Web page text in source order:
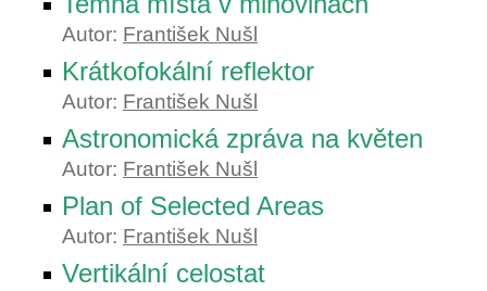
Autor: František Nušl
Krátkofokální reflektor
Autor: František Nušl
Astronomická zpráva na květen
Autor: František Nušl
Plan of Selected Areas
Autor: František Nušl
Vertikální celostat